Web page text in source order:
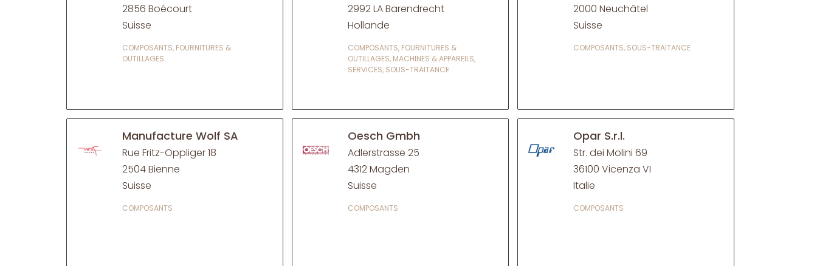
2856 Boécourt
Suisse
COMPOSANTS, FOURNITURES &
OUTILLAGES
2992 LA Barendrecht
Hollande
COMPOSANTS, FOURNITURES &
OUTILLAGES, MACHINES & APPAREILS,
SERVICES, SOUS-TRAITANCE
2000 Neuchâtel
Suisse
COMPOSANTS, SOUS-TRAITANCE
Manufacture Wolf SA
Rue Fritz-Oppliger 18
2504 Bienne
Suisse
COMPOSANTS
Oesch Gmbh
Adlerstrasse 25
4312 Magden
Suisse
COMPOSANTS
Opar S.r.l.
Str. dei Molini 69
36100 Vicenza VI
Italie
COMPOSANTS